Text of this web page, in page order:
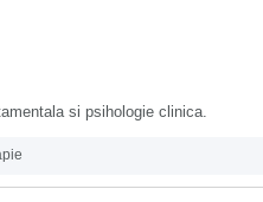
si psihologie clinica.